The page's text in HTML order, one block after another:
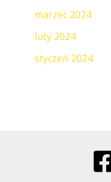
marzec 2024
luty 2024
styczeń 2024